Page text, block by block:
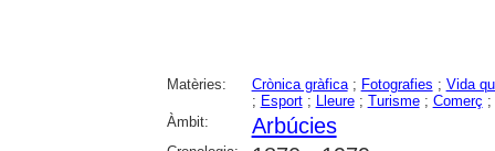
Matèries: Crònica gràfica; Fotografies ; Vida
; Esport; Lleure; Turisme; Comerç ;
Àmbit:
Arbúcies